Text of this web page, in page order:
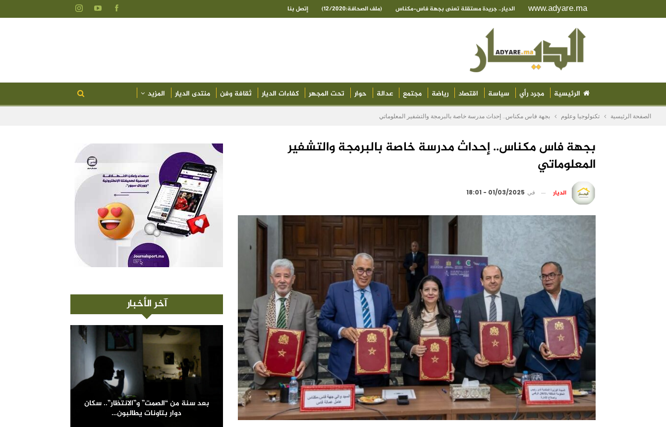
www.adyare.ma الديار.. جريدة مستقلة تعنى بجهة فاس-مكناس (ملف الصحافة:12/2020) إتصل بنا
الرئيسية مجرد رأي سياسة اقتصاد رياضة مجتمع عدالة حوار تحت المجهر كفاءات الديار ثقافة وفن منتدى الديار المزيد
الصفحة الرئيسية تكنولوجيا وعلوم بجهة فاس مكناس.. إحداث مدرسة خاصة بالبرمجة والتشفير المعلوماتي
بجهة فاس مكناس.. إحداث مدرسة خاصة بالبرمجة والتشفير
المعلوماتي
الديار في 01/03/2025 - 18:01
آخر الأخبار
بعد سنة من “الصمت” و”الانتظار”.. سكان
دوار بتاونات يطالبون…